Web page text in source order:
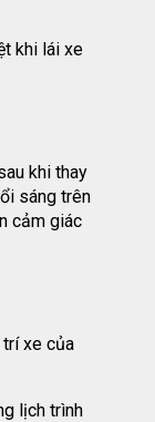
khi lái xe
khi thay
sáng trên
cảm giác
trí xe của
lịch trình